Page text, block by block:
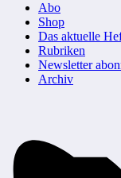
Abo
Shop
Das aktuelle
Rubriken
Newsletter
Archiv